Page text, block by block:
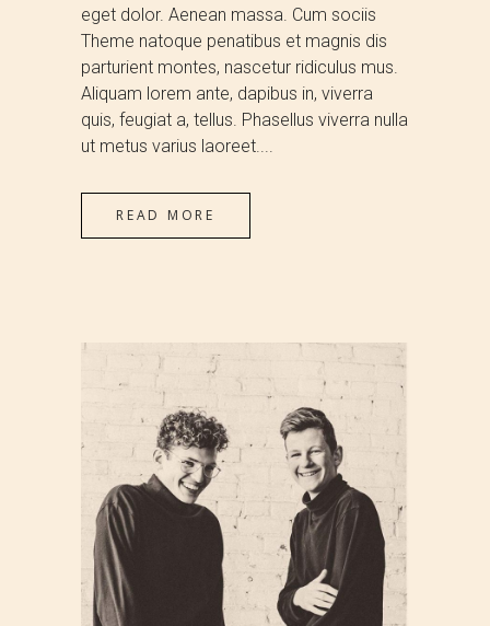
eget dolor. Aenean massa. Cum sociis
Theme natoque penatibus et magnis dis
parturient montes, nascetur ridiculus mus.
Aliquam lorem ante, dapibus in, viverra
quis, feugiat a, tellus. Phasellus viverra nulla
ut metus varius laoreet....
READ MORE